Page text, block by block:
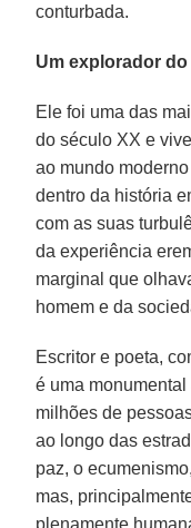
conturbada.
Um explorador
Ele foi uma das
do século XX e
ao mundo
dentro da história
com as suas
da experiência
marginal que
homem e da
Escritor e poeta,
é uma
milhões de
ao longo das
paz, o
mas,
plenamente